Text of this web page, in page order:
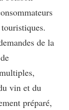
de la
vin et du
préparé,